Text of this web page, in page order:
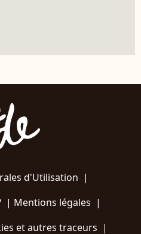
d'Utilisation |
| Mentions légales |
et autres traceurs |